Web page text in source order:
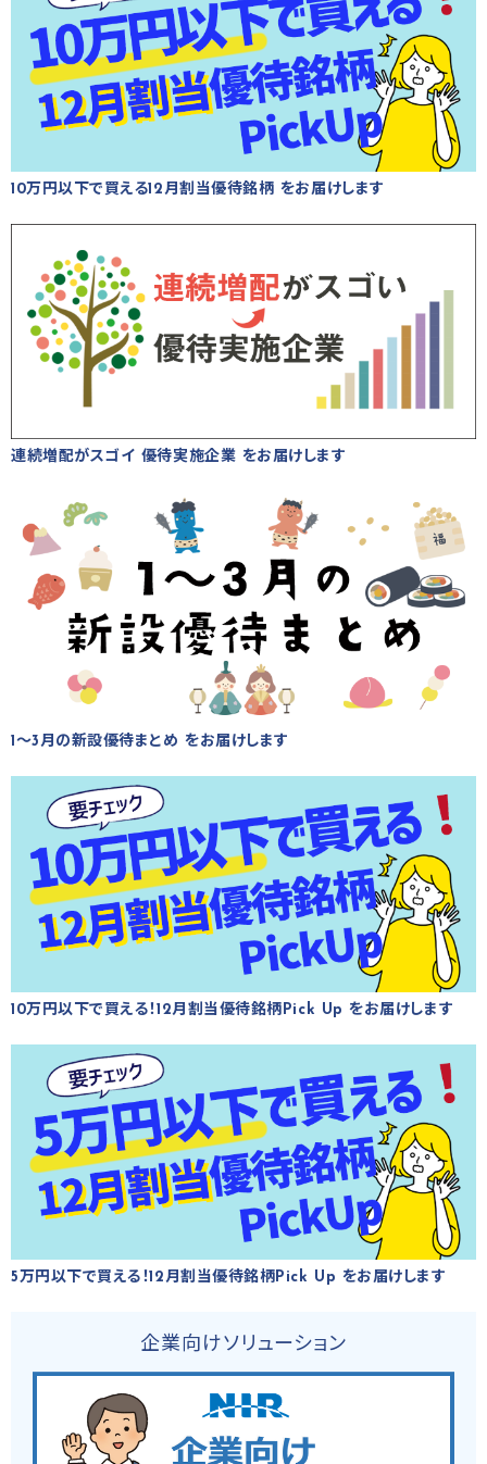
10万円以下で買える12月割当優待銘柄 をお届けします
連続増配がスゴイ 優待実施企業 をお届けします
1～3月の新設優待まとめ をお届けします
10万円以下で買える！12月割当優待銘柄Pick Up をお届けします
5万円以下で買える！12月割当優待銘柄Pick Up をお届けします
企業向けソリューション